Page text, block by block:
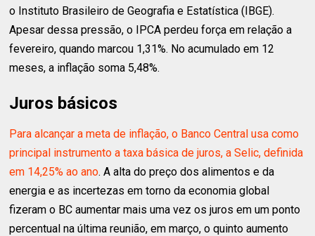
o Instituto Brasileiro de Geografia e Estatística (IBGE).
Apesar dessa pressão, o IPCA perdeu força em relação a
fevereiro, quando marcou 1,31%. No acumulado em 12
meses, a inflação soma 5,48%.
Juros básicos
Para alcançar a meta de inflação, o Banco Central usa como
principal instrumento a taxa básica de juros, a Selic, definida
em 14,25% ao ano. A alta do preço dos alimentos e da
energia e as incertezas em torno da economia global
fizeram o BC aumentar mais uma vez os juros em um ponto
percentual na última reunião, em março, o quinto aumento